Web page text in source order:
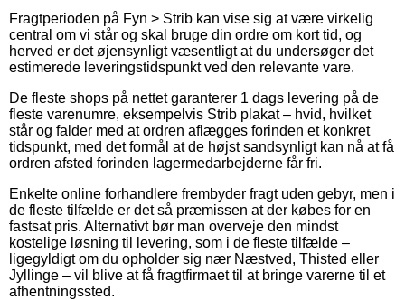
Fragtperioden på Fyn > Strib kan vise sig at være virkelig
central om vi står og skal bruge din ordre om kort tid, og
herved er det øjensynligt væsentligt at du undersøger det
estimerede leveringstidspunkt ved den relevante vare.
De fleste shops på nettet garanterer 1 dags levering på de
fleste varenumre, eksempelvis Strib plakat – hvid, hvilket
står og falder med at ordren aflægges forinden et konkret
tidspunkt, med det formål at de højst sandsynligt kan nå at få
ordren afsted forinden lagermedarbejderne får fri.
Enkelte online forhandlere frembyder fragt uden gebyr, men i
de fleste tilfælde er det så præmissen at der købes for en
fastsat pris. Alternativt bør man overveje den mindst
kostelige løsning til levering, som i de fleste tilfælde –
ligegyldigt om du opholder sig nær Næstved, Thisted eller
Jyllinge – vil blive at få fragtfirmaet til at bringe varerne til et
afhentningssted.